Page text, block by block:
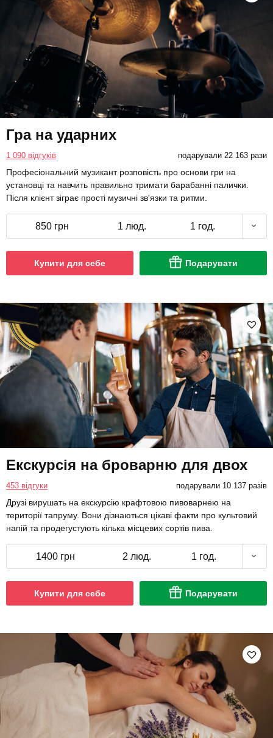
Гра на ударних
1 090 відгуків подарували 22 163 рази
Професіональний музикант розповість про основи гри на
установці та навчить правильно тримати барабанні палички.
Після клієнт зіграє прості музичні зв'язки та ритми.
850 грн 1 люд. 1 год.
Купити для себе Подарувати
Екскурсія на броварню для двох
453 відгуки подарували 10 137 разів
Друзі вирушать на екскурсію крафтовою пивоварнею на
території тапруму. Вони дізнаються цікаві факти про культовий
напій та продегустують кілька місцевих сортів пива.
1400 грн 2 люд. 1 год.
Купити для себе Подарувати